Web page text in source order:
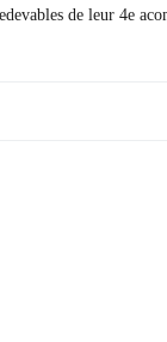
de leur 4e